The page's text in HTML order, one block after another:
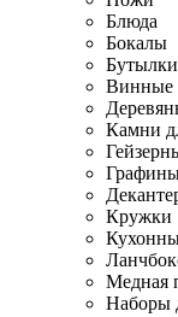
Блюда
Бокалы
Бутылки
Винные
Камни
Кружки
Медная
Наборы